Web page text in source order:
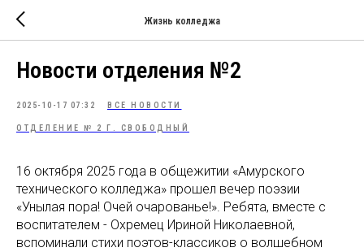
Жизнь колледжа
Новости отделения №2
2025-10-17 07:32 ВСЕ НОВОСТИ
ОТДЕЛЕНИЕ № 2 Г. СВОБОДНЫЙ
16 октября 2025 года в общежитии «Амурского
технического колледжа» прошел вечер поэзии
«Унылая пора! Очей очарованье!». Ребята, вместе с
воспитателем - Охремец Ириной Николаевной,
вспоминали стихи поэтов-классиков о волшебном